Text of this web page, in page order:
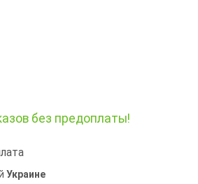
без предоплаты!
Украине